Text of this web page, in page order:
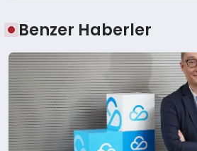
Benzer Haberler